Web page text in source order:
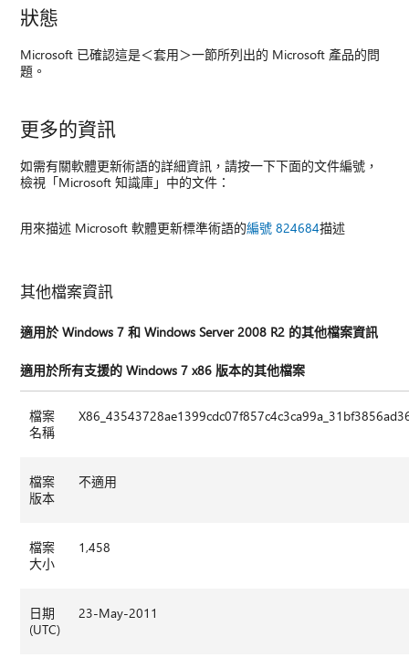
狀態
Microsoft 已確認這是＜套用＞一節所列出的 Microsoft 產品的問
題。
更多的資訊
如需有關軟體更新術語的詳細資訊，請按一下下面的文件編號，
檢視「Microsoft 知識庫」中的文件：
用來描述 Microsoft 軟體更新標準術語的編號 824684描述
其他檔案資訊
適用於 Windows 7 和 Windows Server 2008 R2 的其他檔案資訊
適用於所有支援的 Windows 7 x86 版本的其他檔案
檔案
名稱
檔案
版本
不適用
檔案
大小
1,458
日期
(UTC)
23-May-2011